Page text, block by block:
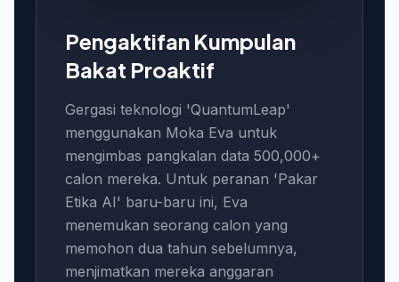
Pengaktifan Kumpulan
Bakat Proaktif
Gergasi teknologi 'QuantumLeap'
menggunakan Moka Eva untuk
mengimbas pangkalan data 500,000+
calon mereka. Untuk peranan 'Pakar
Etika AI' baru-baru ini, Eva
menemukan seorang calon yang
memohon dua tahun sebelumnya,
menjimatkan mereka anggaran